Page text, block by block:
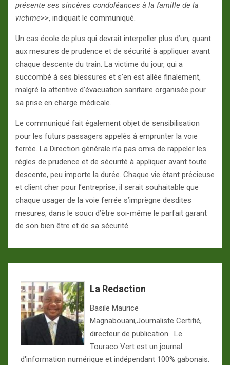
présente ses sincères condoléances à la famille de la
victime>>, indiquait le communiqué.
Un cas école de plus qui devrait interpeller plus d’un, quant
aux mesures de prudence et de sécurité à appliquer avant
chaque descente du train. La victime du jour, qui a
succombé à ses blessures et s’en est allée finalement,
malgré la attentive d’évacuation sanitaire organisée pour
sa prise en charge médicale.
Le communiqué fait également objet de sensibilisation
pour les futurs passagers appelés à emprunter la voie
ferrée. La Direction générale n’a pas omis de rappeler les
règles de prudence et de sécurité à appliquer avant toute
descente, peu importe la durée. Chaque vie étant précieuse
et client cher pour l’entreprise, il serait souhaitable que
chaque usager de la voie ferrée s’imprègne desdites
mesures, dans le souci d’être soi-même le parfait garant
de son bien être et de sa sécurité.
La Redaction
Basile Maurice
Magnabouani,Journaliste Certifié,
directeur de publication . Le
Touraco Vert est un journal
d'information numérique et indépendant 100% gabonais.